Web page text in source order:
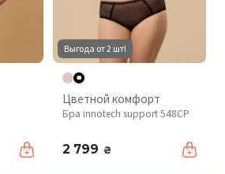
Выгода от 2 шт!
Цветной комфорт
Бра innotech support 548CP
2 799 ₴